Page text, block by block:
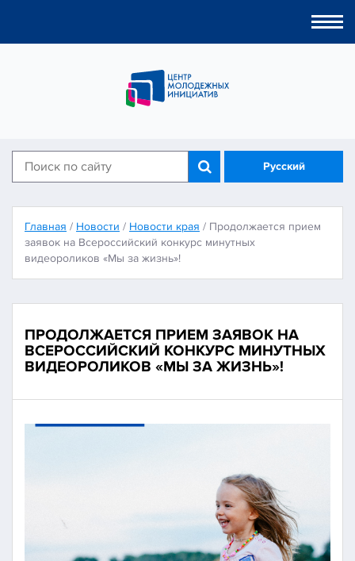
Русский
Главная / Новости / Новости края / Продолжается прием
заявок на Всероссийский конкурс минутных
видеороликов «Мы за жизнь»!
ПРОДОЛЖАЕТСЯ ПРИЕМ ЗАЯВОК НА
ВСЕРОССИЙСКИЙ КОНКУРС МИНУТНЫХ
ВИДЕОРОЛИКОВ «МЫ ЗА ЖИЗНЬ»!